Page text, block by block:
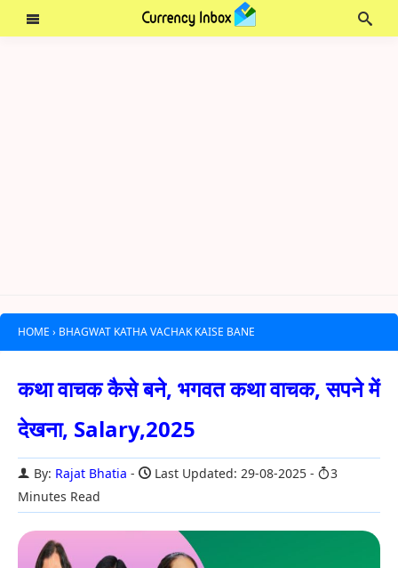
HOME › BHAGWAT KATHA VACHAK KAISE BANE
कथा वाचक कैसे बने, भगवत कथा वाचक, सपने में
देखना, Salary,2025
By: Rajat Bhatia Last Updated: 29-08-2025
3
Minutes Read